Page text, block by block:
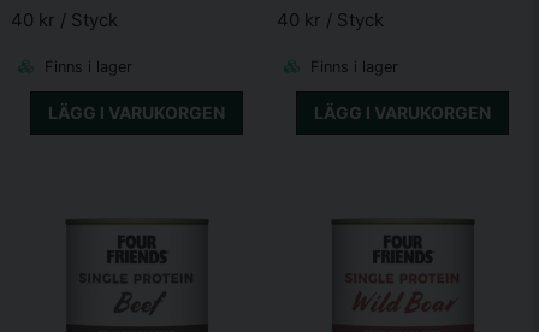
40 kr / Styck
Finns i lager
LÄGG I VARUKORGEN
40 kr / Styck
Finns i lager
LÄGG I VARUKORGEN